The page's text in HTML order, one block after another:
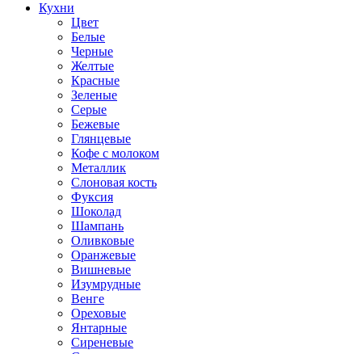
Кухни
Цвет
Белые
Черные
Желтые
Красные
Зеленые
Серые
Бежевые
Глянцевые
Кофе с молоком
Металлик
Слоновая кость
Фуксия
Шоколад
Шампань
Оливковые
Оранжевые
Вишневые
Изумрудные
Венге
Ореховые
Янтарные
Сиреневые